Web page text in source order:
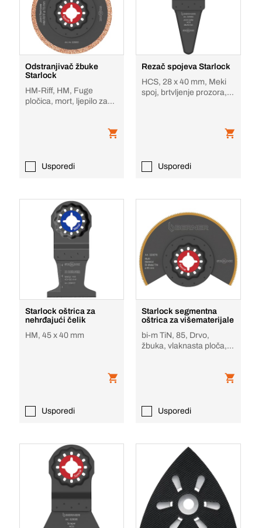
Odstranjivač žbuke
Starlock
HM-Riff, HM, Fuge
pločica, mort, ljepilo za
Usporedi
Rezač spojeva Starlock
HCS, 28 x 40 mm, Meki
spoj, brtvljenje prozora,
Usporedi
Starlock oštrica za
nehrđajući čelik
HM, 45 x 40 mm
Usporedi
Starlock segmentna
oštrica za višematerijale
bi-m TiN, 85, Drvo,
žbuka, vlaknasta ploča,
Usporedi